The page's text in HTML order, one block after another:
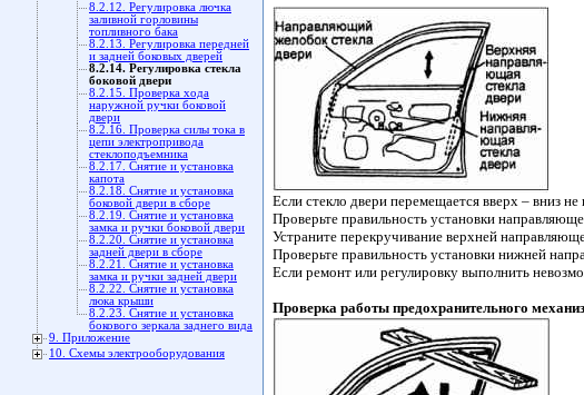
8.2.12. Регулировка лючка
заливной горловины
топливного бака
8.2.13. Регулировка передней
и задней боковых дверей
8.2.14. Регулировка стекла
боковой двери
8.2.15. Проверка хода
наружной ручки боковой
двери
8.2.16. Проверка силы тока в
цепи электропривода
стеклоподъемника
8.2.17. Снятие и установка
капота
8.2.18. Снятие и установка
боковой двери в сборе
8.2.19. Снятие и установка
замка и ручки боковой двери
8.2.20. Снятие и установка
задней двери в сборе
8.2.21. Снятие и установка
замка и ручки задней двери
8.2.22. Снятие и установка
люка крыши
8.2.23. Снятие и установка
бокового зеркала заднего вида
9. Приложение
10. Схемы электрооборудования
Если стекло двери перемещается вверх – вниз
Проверьте правильность установки
Устраните перекручивание верхней
Проверьте правильность установки нижней
Если ремонт или регулировку выполнить
Проверка работы предохранительного